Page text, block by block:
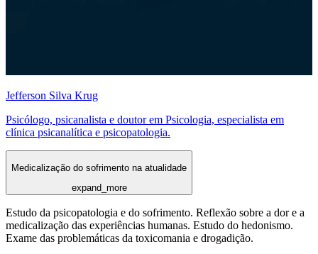
Jefferson Silva Krug
Psicólogo, psicanalista e doutor em Psicologia, especialista em
clínica psicanalítica e psicopatologia.
Medicalização do sofrimento na atualidade
expand_more
Estudo da psicopatologia e do sofrimento. Reflexão sobre a dor e a
medicalização das experiências humanas. Estudo do hedonismo.
Exame das problemáticas da toxicomania e drogadição.